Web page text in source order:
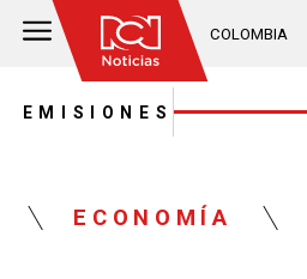
COLOMBIA
EMISIONES
ECONOMÍA